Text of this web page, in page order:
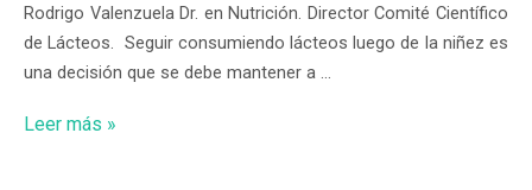
Rodrigo Valenzuela Dr. en Nutrición. Director Comité Científico
de Lácteos. Seguir consumiendo lácteos luego de la niñez es
una decisión que se debe mantener a …
Leer más »